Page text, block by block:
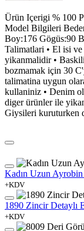
Ürün Içerigi % 100
Model Bilgileri
Boy:176 Gögüs:90
Talimatlari • El isi ve
yikanmalidir •
bozmamak için 30
talimatina uygun
kullaniniz • Denim
diger ürünler ile
Giysileri kuruturken
Kadın Uzun
+KDV
1890 Zincir Detaylı
+KDV